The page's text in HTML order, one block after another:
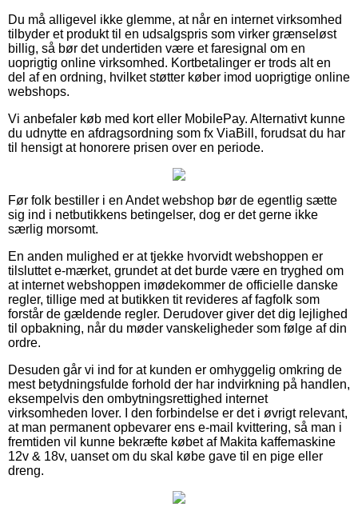
Du må alligevel ikke glemme, at når en internet virksomhed
tilbyder et produkt til en udsalgspris som virker grænseløst
billig, så bør det undertiden være et faresignal om en
uoprigtig online virksomhed. Kortbetalinger er trods alt en
del af en ordning, hvilket støtter køber imod uoprigtige online
webshops.
Vi anbefaler køb med kort eller MobilePay. Alternativt kunne
du udnytte en afdragsordning som fx ViaBill, forudsat du har
til hensigt at honorere prisen over en periode.
Før folk bestiller i en Andet webshop bør de egentlig sætte
sig ind i netbutikkens betingelser, dog er det gerne ikke
særlig morsomt.
En anden mulighed er at tjekke hvorvidt webshoppen er
tilsluttet e-mærket, grundet at det burde være en tryghed om
at internet webshoppen imødekommer de officielle danske
regler, tillige med at butikken tit revideres af fagfolk som
forstår de gældende regler. Derudover giver det dig lejlighed
til opbakning, når du møder vanskeligheder som følge af din
ordre.
Desuden går vi ind for at kunden er omhyggelig omkring de
mest betydningsfulde forhold der har indvirkning på handlen,
eksempelvis den ombytningsrettighed internet
virksomheden lover. I den forbindelse er det i øvrigt relevant,
at man permanent opbevarer ens e-mail kvittering, så man i
fremtiden vil kunne bekræfte købet af Makita kaffemaskine
12v & 18v, uanset om du skal købe gave til en pige eller
dreng.